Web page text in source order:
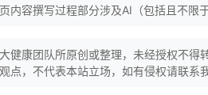
内容撰写过程部分涉及AI（包括且不限
健康团队所原创或整理，未经授权不得
点，不代表本站立场，如有侵权请联系